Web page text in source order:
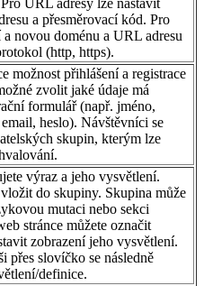
a přesměrovací kód. Pro
novou doménu a URL adresu
(http, https).
možnost přihlášení a registrace
zvolit jaké údaje má
formulář (např. jméno,
heslo). Návštěvníci se
skupin, kterým lze
výraz a jeho vysvětlení.
do skupiny. Skupina může
mutaci nebo sekci
stránce můžete označit
zobrazení jeho vysvětlení.
přes slovíčko se následně
definice.